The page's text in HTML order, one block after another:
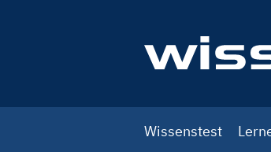
navigation
Wissenstest